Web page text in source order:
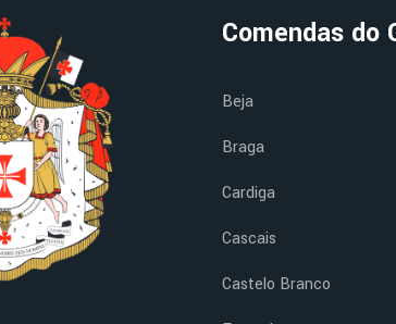
Comendas do
Beja
Braga
Cardiga
Cascais
Castelo Branco